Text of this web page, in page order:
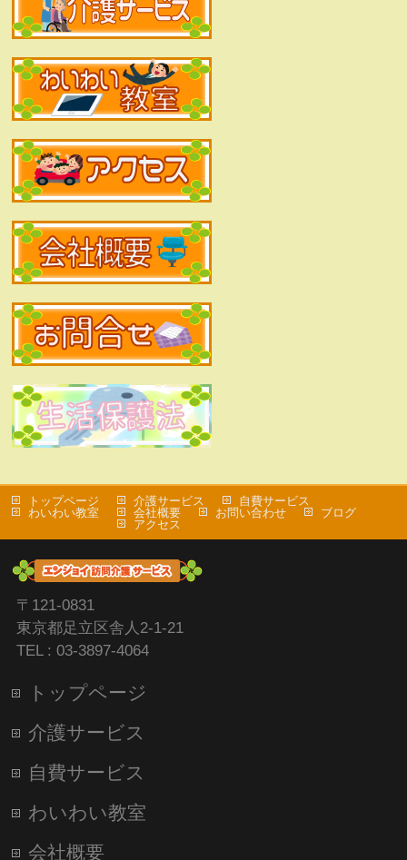
トップページ 介護サービス
自費サービス
わいわい教室
会社概要
アクセス
お問い合わせ ブログ
〒121-0831
東京都足立区舎人2-1-21
TEL : 03-3897-4064
トップページ
介護サービス
自費サービス
わいわい教室
会社概要